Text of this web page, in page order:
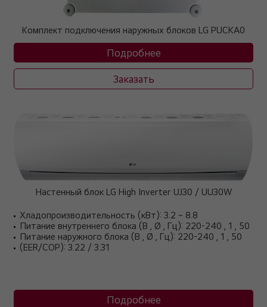
Комплект подключения наружных блоков LG PUCKA0
Подробнее
Заказать
Настенный блок LG High Inverter UJ30 / UU30W
Хладопроизводительность (кВт): 3.2 ~ 8.8
Питание внутреннего блока (В , Ø , Гц): 220-240 , 1 , 50
Питание наружного блока (В , Ø , Гц): 220-240 , 1 , 50
(EER/COP): 3.22 / 3.31
Подробнее